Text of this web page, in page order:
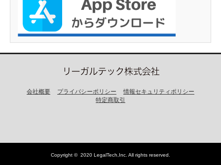
会社概要 プライバシーポリシー
情報セキュリティポリシー
特定商取引
Copyright © 2020 LegalTech,Inc. All rights reserved.